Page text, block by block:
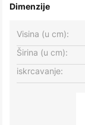
Dimenzije
Širina (u cm):
Visina (u cm):
iskrcavanje: